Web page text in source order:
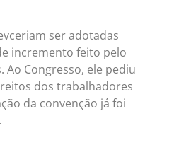
ser adotadas
incremento feito pelo
Ao Congresso, ele pediu
dos trabalhadores
da convenção já foi